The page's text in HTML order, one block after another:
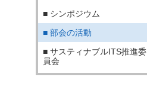
シンポジウム
部会の活動
サスティナブルITS推進委
員会